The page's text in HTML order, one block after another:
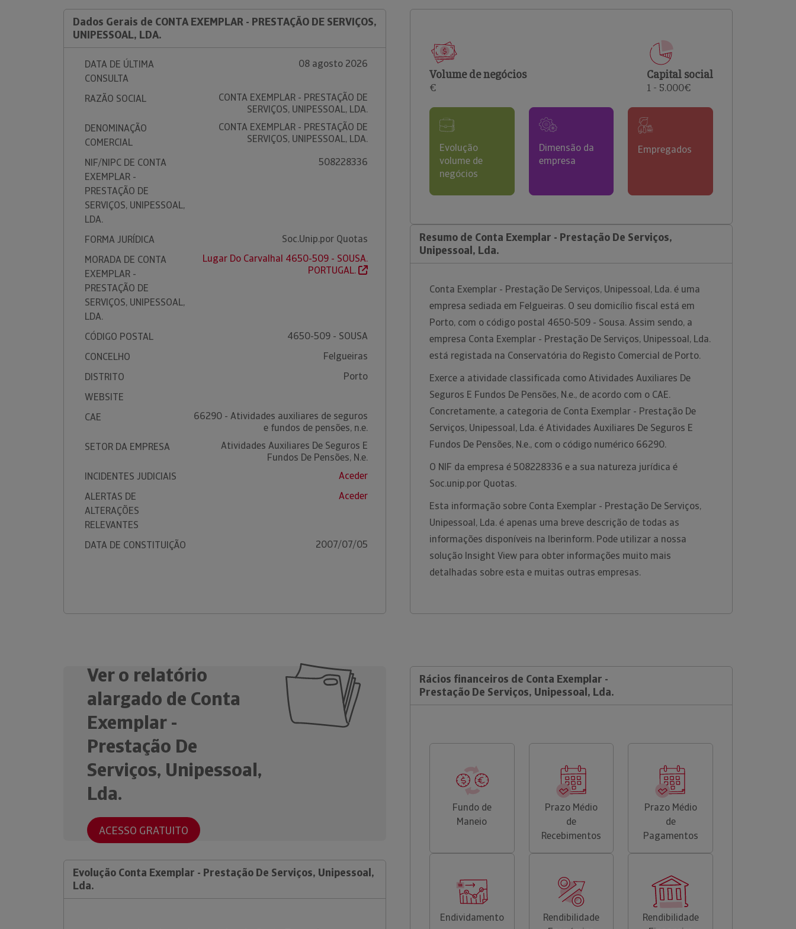
comerciais e analisar o risco de incumprimento dos
Dados Gerais de CONTA EXEMPLAR - PRESTAÇÃO DE SERVIÇOS,
UNIPESSOAL, LDA.
DATA DE ÚLTIMA
CONSULTA
08 agosto 2026
RAZÃO SOCIAL
CONTA EXEMPLAR - PRESTAÇÃO DE
SERVIÇOS, UNIPESSOAL, LDA.
DENOMINAÇÃO
COMERCIAL
CONTA EXEMPLAR - PRESTAÇÃO DE
SERVIÇOS, UNIPESSOAL, LDA.
NIF/NIPC DE CONTA
EXEMPLAR -
PRESTAÇÃO DE
SERVIÇOS, UNIPESSOAL,
LDA.
508228336
FORMA JURÍDICA
Soc.Unip.por Quotas
MORADA DE CONTA
EXEMPLAR -
PRESTAÇÃO DE
SERVIÇOS, UNIPESSOAL,
LDA.
Lugar Do Carvalhal 4650-509 - SOUSA.
PORTUGAL.
CÓDIGO POSTAL
4650-509 - SOUSA
CONCELHO
Felgueiras
DISTRITO
Porto
WEBSITE
CAE
66290 - Atividades auxiliares de seguros
e fundos de pensões, n.e.
SETOR DA EMPRESA
Atividades Auxiliares De Seguros E
Fundos De Pensões, N.e.
INCIDENTES JUDICIAIS
Aceder
ALERTAS DE
ALTERAÇÕES
RELEVANTES
Aceder
DATA DE CONSTITUIÇÃO 2007/07/05
Volume de negócios
€
Capital social
1 - 5.000€
Evolução
volume de
negócios
Dimensão da
empresa
Empregados
Resumo de Conta Exemplar - Prestação De Serviços,
Unipessoal, Lda.
Conta Exemplar - Prestação De Serviços, Unipessoal, Lda. é uma
empresa sediada em Felgueiras. O seu domicílio fiscal está em
Porto, com o código postal 4650-509 - Sousa. Assim sendo, a
empresa Conta Exemplar - Prestação De Serviços, Unipessoal, Lda.
está registada na Conservatória do Registo Comercial de Porto.
Exerce a atividade classificada como Atividades Auxiliares De
Seguros E Fundos De Pensões, N.e., de acordo com o CAE.
Concretamente, a categoria de Conta Exemplar - Prestação De
Serviços, Unipessoal, Lda. é Atividades Auxiliares De Seguros E
Fundos De Pensões, N.e., com o código numérico 66290.
O NIF da empresa é 508228336 e a sua natureza jurídica é
Soc.unip.por Quotas.
Esta informação sobre Conta Exemplar - Prestação De Serviços,
Unipessoal, Lda. é apenas uma breve descrição de todas as
informações disponíveis na Iberinform. Pode utilizar a nossa
solução Insight View para obter informações muito mais
detalhadas sobre esta e muitas outras empresas.
Ver o relatório
alargado de Conta
Exemplar -
Prestação De
Serviços, Unipessoal,
Lda.
ACESSO GRATUITO
Evolução Conta Exemplar - Prestação De Serviços, Unipessoal,
Lda.
Rácios financeiros de Conta Exemplar -
Prestação De Serviços, Unipessoal, Lda.
Fundo de
Maneio
Prazo Médio
de
Recebimentos
Prazo Médio
de
Pagamentos
Endividamento
Rendibilidade
Rendibilidade